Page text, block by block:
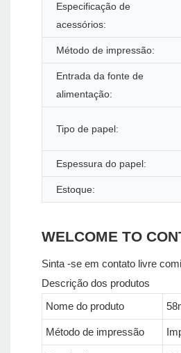
Especificação de
acessórios:
Método de impressão:
Entrada da fonte de
alimentação:
Tipo de papel:
Espessura do papel:
Estoque:
WELCOME TO
Sinta -se em contato livre
Descrição dos produtos
Nome do produto
Método de impressão